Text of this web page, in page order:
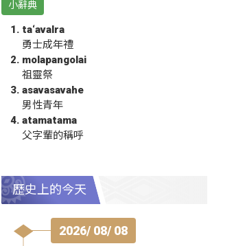
小辭典
ta‘avalra
勇士成年禮
molapangolai
祖靈祭
asavasavahe
男性青年
atamatama
父字輩的稱呼
歷史上的今天
2026/ 08/ 08